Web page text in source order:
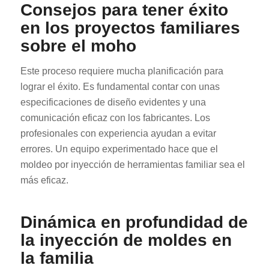
Consejos para tener éxito
en los proyectos familiares
sobre el moho
Este proceso requiere mucha planificación para
lograr el éxito. Es fundamental contar con unas
especificaciones de diseño evidentes y una
comunicación eficaz con los fabricantes. Los
profesionales con experiencia ayudan a evitar
errores. Un equipo experimentado hace que el
moldeo por inyección de herramientas familiar sea el
más eficaz.
Dinámica en profundidad de
la inyección de moldes en
la familia